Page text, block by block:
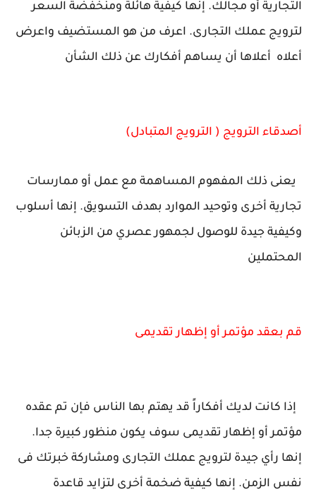
التجارية أو مجالك. إنها كيفية هائلة ومنخفضة السعر
لترويج عملك التجارى. اعرف من هو المستضيف واعرض
أعلاه أعلاها أن يساهم أفكارك عن ذلك الشأن
أصدقاء الترويج ( الترويج المتبادل)
يعنى ذلك المفهوم المساهمة مع عمل أو ممارسات
تجارية أخرى وتوحيد الموارد بهدف التسويق. إنها أسلوب
وكيفية جيدة للوصول لجمهور عصري من الزبائن
المحتملين
قم بعقد مؤتمر أو إظهار تقديمى
إذا كانت لديك أفكاراً قد يهتم بها الناس فإن تم عقده
مؤتمر أو إظهار تقديمى سوف يكون منظور كبيرة جدا.
إنها رأي جيدة لترويج عملك التجارى ومشاركة خبرتك فى
نفس الزمن. إنها كيفية ضخمة أخرى لتزايد قاعدة